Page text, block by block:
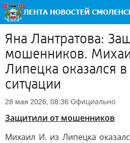
Яна Лантратова:
мошенников.
Липецка оказался
ситуации
28 мая 2026, 08:36 Официально
Защитили от мошенников
Михаил И. из Липецка